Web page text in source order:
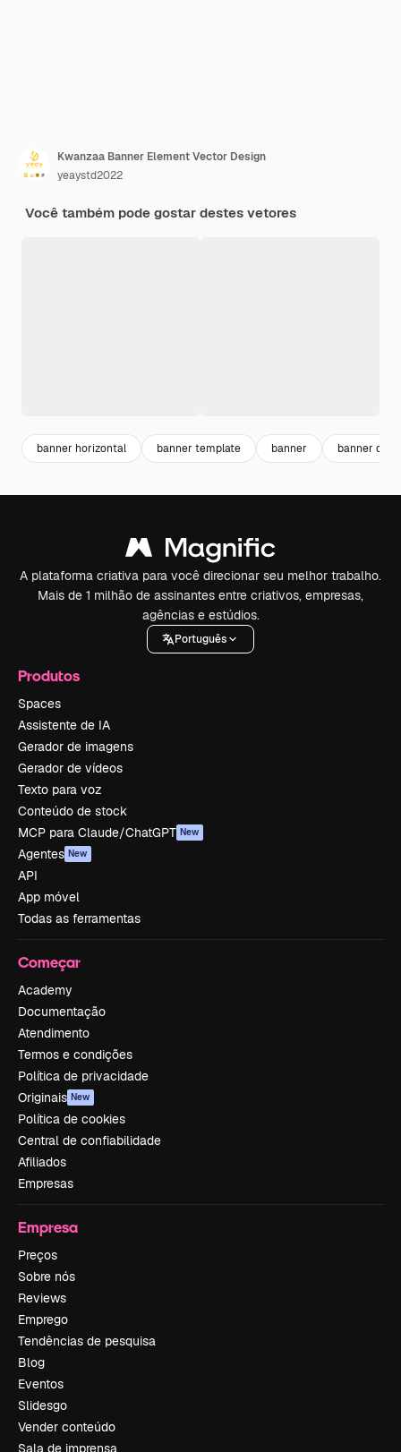
Kwanzaa Banner Element Vector Design
yeaystd2022
Você também pode gostar destes vetores
banner horizontal banner template banner banner
A plataforma criativa para você direcionar seu melhor trabalho.
Mais de 1 milhão de assinantes entre criativos, empresas,
agências e estúdios.
Português
Produtos
Spaces
Assistente de IA
Gerador de imagens
Gerador de vídeos
Texto para voz
Conteúdo de stock
MCP para Claude/ChatGPT New
Agentes New
API
App móvel
Todas as ferramentas
Começar
Academy
Documentação
Atendimento
Termos e condições
Política de privacidade
Originais New
Política de cookies
Central de confiabilidade
Afiliados
Empresas
Empresa
Preços
Sobre nós
Reviews
Emprego
Tendências de pesquisa
Blog
Eventos
Slidesgo
Vender conteúdo
Sala de imprensa